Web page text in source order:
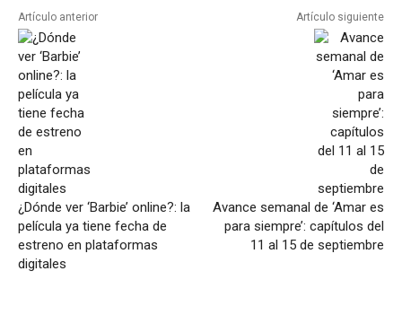
Artículo anterior
¿Dónde ver ‘Barbie’ online?: la
película ya tiene fecha de
estreno en plataformas
digitales
Artículo siguiente
Avance semanal de ‘Amar es
para siempre’: capítulos del
11 al 15 de septiembre